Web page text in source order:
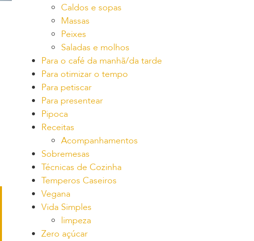
Caldos e sopas
Massas
Peixes
Saladas e molhos
Para o café da manhã/da tarde
Para otimizar o tempo
Para petiscar
Para presentear
Pipoca
Receitas
Acompanhamentos
Sobremesas
Técnicas de Cozinha
Temperos Caseiros
Vegana
Vida Simples
limpeza
Zero açúcar